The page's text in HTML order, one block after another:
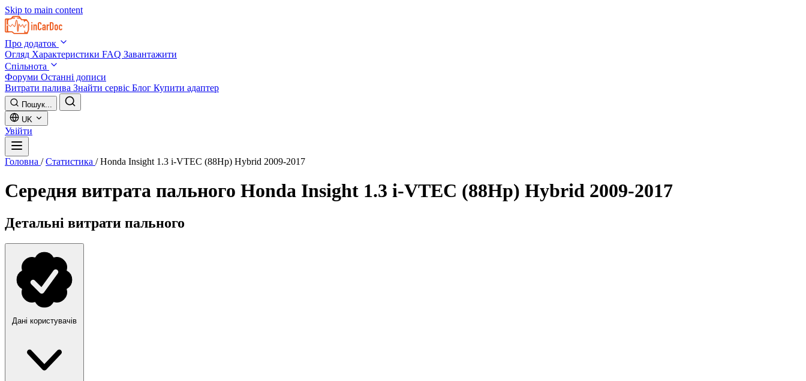
Skip to main content
Про додаток
Огляд Характеристики FAQ Завантажити
Спільнота
Форуми Останні дописи
Витрати палива Знайти сервіс Блог Купити адаптер
Пошук...
UK
Увійти
Головна / Статистика / Honda Insight 1.3 i-VTEC (88Hp) Hybrid 2009-2017
Середня витрата пального Honda Insight 1.3 i-VTEC (88Hp) Hybrid 2009-2017
Детальні витрати пального
Дані користувачів